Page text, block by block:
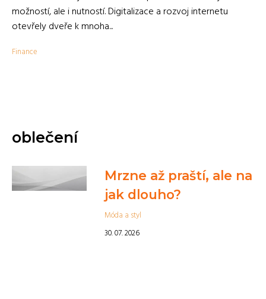
možností, ale i nutností. Digitalizace a rozvoj internetu
otevřely dveře k mnoha...
Finance
oblečení
Mrzne až praští, ale na
jak dlouho?
Móda a styl
30. 07. 2026